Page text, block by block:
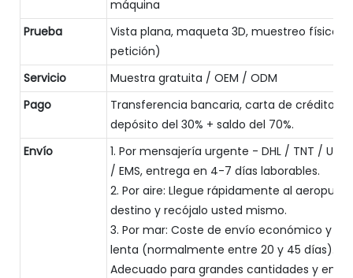
máquina
Prueba
Vista plana, maqueta 3D, muestreo físico
petición)
Servicio
Muestra gratuita / OEM / ODM
Pago
Transferencia bancaria, carta de crédito,
depósito del 30% + saldo del 70%.
Envío
1. Por mensajería urgente - DHL / TNT / UPS /
/ EMS, entrega en 4-7 días laborables.
2. Por aire: Llegue rápidamente al
destino y recójalo usted mismo.
3. Por mar: Coste de envío económico y
lenta (normalmente entre 20 y 45 días).
Adecuado para grandes cantidades y